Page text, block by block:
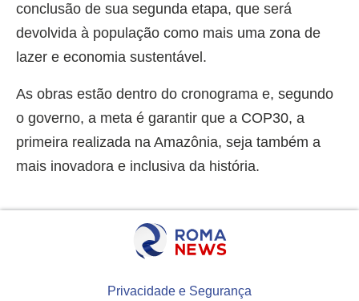
conclusão de sua segunda etapa, que será
devolvida à população como mais uma zona de
lazer e economia sustentável.
As obras estão dentro do cronograma e, segundo
o governo, a meta é garantir que a COP30, a
primeira realizada na Amazônia, seja também a
mais inovadora e inclusiva da história.
Privacidade e Segurança